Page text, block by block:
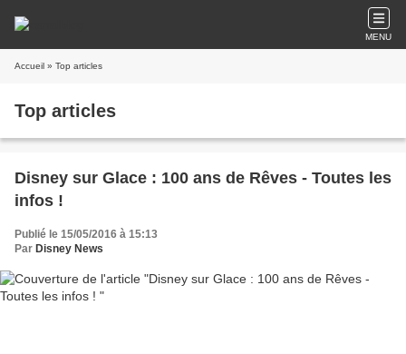
MENU
Accueil » Top articles
Top articles
Disney sur Glace : 100 ans de Rêves - Toutes les
infos !
Publié le 15/05/2016 à 15:13
Par Disney News